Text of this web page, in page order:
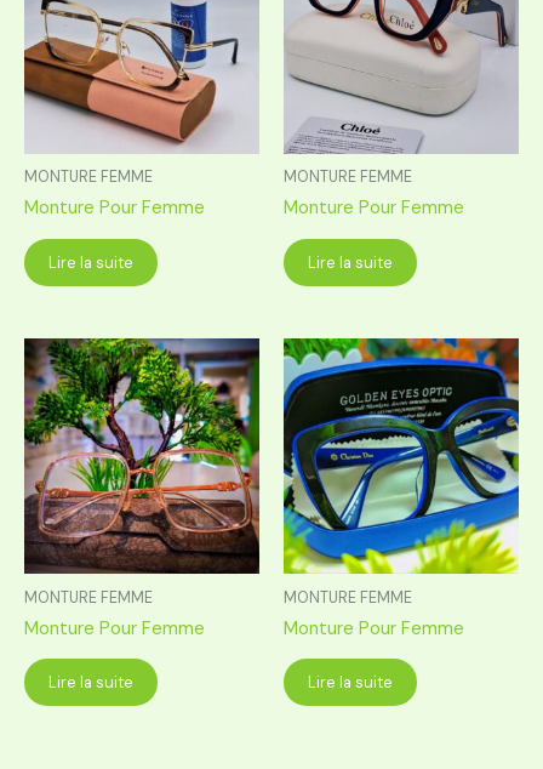
MONTURE FEMME
Monture Pour Femme
Lire la suite
MONTURE FEMME
Monture Pour Femme
Lire la suite
MONTURE FEMME
Monture Pour Femme
Lire la suite
MONTURE FEMME
Monture Pour Femme
Lire la suite